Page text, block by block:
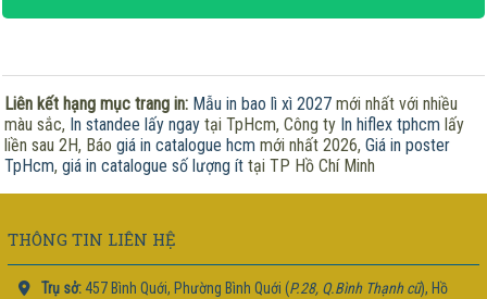
Liên kết hạng mục trang in: Mẫu in bao lì xì 2027 mới nhất với nhiều
màu sắc, In standee lấy ngay tại TpHcm, Công ty In hiflex tphcm lấy
liền sau 2H, Báogiá in catalogue hcm mới nhất 2026,Giá in poster
TpHcm,giá in catalogue số lượng ít tại TP Hồ Chí Minh
THÔNG TIN LIÊN HỆ
Trụ sở:457 Bình Quới, Phường Bình Quới (P.28, Q.Bình Thạnh cũ), Hồ